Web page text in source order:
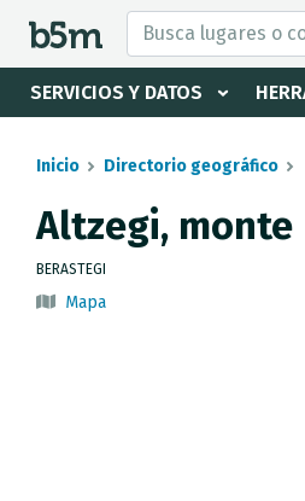
SERVICIOS Y DATOS
Buscador y directorio
Inicio Directorio geográfico
Altzegi, monte
BERASTEGI
Mapa